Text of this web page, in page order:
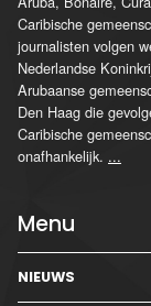
Caribische
journalisten volgen
Nederlandse
Arubaanse
Den Haag die
Caribische
onafhankelijk. ...
Menu
NIEUWS